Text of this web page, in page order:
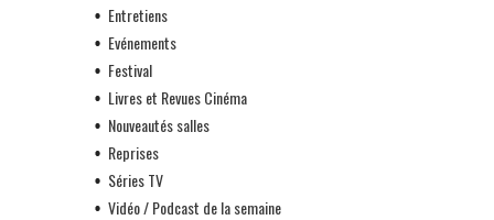
Entretiens
Evénements
Festival
Livres et Revues Cinéma
Nouveautés salles
Reprises
Séries TV
Vidéo / Podcast de la semaine